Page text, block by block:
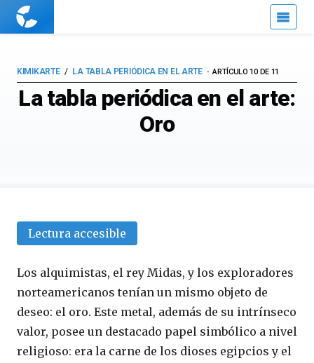
Cuaderno
La tabla periódica en el arte:
Oro
KIMIKARTE LA TABLA PERIÓDICA EN EL ARTE ARTÍCULO 10 DE 11
Lectura accesible
Los alquimistas, el rey Midas, y los exploradores
norteamericanos tenían un mismo objeto de
deseo: el oro. Este metal, además de su intrínseco
valor, posee un destacado papel simbólico a nivel
religioso: era la carne de los dioses egipcios y el